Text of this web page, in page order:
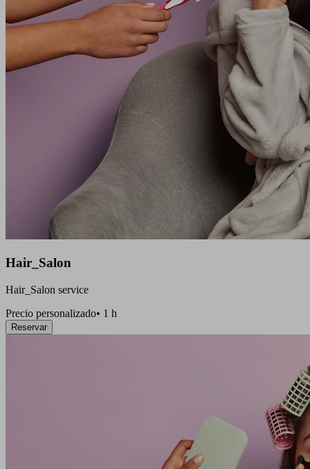
Hair_Salon
Hair_Salon service
Precio personalizado• 1 h
Reservar